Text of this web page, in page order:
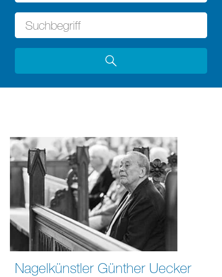
Nagelkünstler Günther Uecker